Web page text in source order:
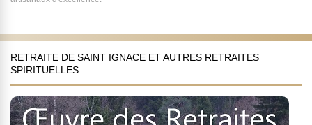
RETRAITE DE SAINT IGNACE ET AUTRES RETRAITES
SPIRITUELLES